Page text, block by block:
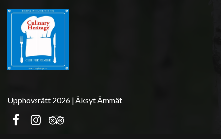
Upphovsrätt 2026 | Äksyt Ämmät